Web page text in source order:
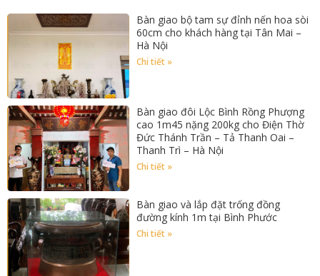
Bàn giao bộ tam sự đỉnh nến hoa sòi
60cm cho khách hàng tại Tân Mai –
Hà Nội
Chi tiết »
Bàn giao đôi Lộc Bình Rồng Phượng
cao 1m45 nặng 200kg cho Điện Thờ
Đức Thánh Trần – Tả Thanh Oai –
Thanh Trì – Hà Nội
Chi tiết »
Bàn giao và lắp đặt trống đồng
đường kính 1m tại Bình Phước
Chi tiết »